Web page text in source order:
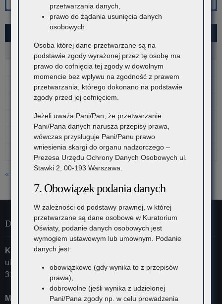
W Ś C P
4 5 6 7 8
11 12 13
18 19 20 21
25 26 27 28
« lip
Dane kontaktowe
Kuratorium Oświaty w Krakowie
ul. Szlak 73
31-153 Kraków
Małopolski Kurator Oświaty
przetwarzania danych,
prawo do żądania usunięcia danych
osobowych.
Osoba której dane przetwarzane są na
podstawie zgody wyrażonej przez tę osobę ma
prawo do cofnięcia tej zgody w dowolnym
momencie bez wpływu na zgodność z prawem
przetwarzania, którego dokonano na podstawie
zgody przed jej cofnięciem.
Jeżeli uważa Pani/Pan, że przetwarzanie
Pani/Pana danych narusza przepisy prawa,
wówczas przysługuje Pani/Panu prawo
wniesienia skargi do organu nadzorczego –
Prezesa Urzędu Ochrony Danych Osobowych ul.
Stawki 2, 00-193 Warszawa.
7. Obowiązek podania danych
W zależności od podstawy prawnej, w której
przetwarzane są dane osobowe w Kuratorium
Oświaty, podanie danych osobowych jest
wymogiem ustawowym lub umownym. Podanie
danych jest:
obowiązkowe (gdy wynika to z przepisów
prawa),
dobrowolne (jeśli wynika z udzielonej
Pani/Pana zgody np. w celu prowadzenia